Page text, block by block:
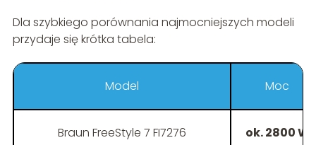
Dla szybkiego porównania najmocniejszych modeli
przydaje się krótka tabela:
Model Moc
Braun FreeStyle 7 FI7276 ok. 2800 W